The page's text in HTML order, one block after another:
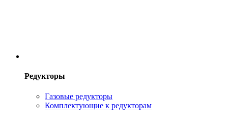
Редукторы
Газовые редукторы
Комплектующие к редукторам